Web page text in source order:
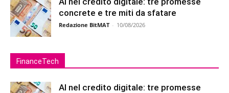
concrete e tre miti da sfatare
Redazione BitMAT - 10/08/2026
FinanceTech
AI nel credito digitale: tre promesse